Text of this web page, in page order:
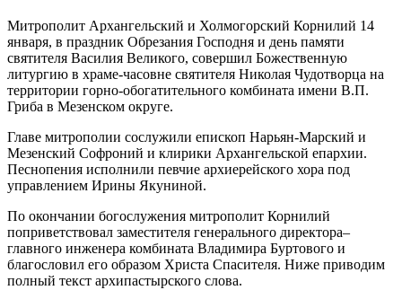
Митрополит Архангельский и Холмогорский Корнилий 14
января, в праздник Обрезания Господня и день памяти
святителя Василия Великого, совершил Божественную
литургию в храме-часовне святителя Николая Чудотворца на
территории горно-обогатительного комбината имени В.П.
Гриба в Мезенском округе.
Главе митрополии сослужили епископ Нарьян-Марский и
Мезенский Софроний и клирики Архангельской епархии.
Песнопения исполнили певчие архиерейского хора под
управлением Ирины Якуниной.
По окончании богослужения митрополит Корнилий
поприветствовал заместителя генерального директора–
главного инженера комбината Владимира Буртового и
благословил его образом Христа Спасителя. Ниже приводим
полный текст архипастырского слова.